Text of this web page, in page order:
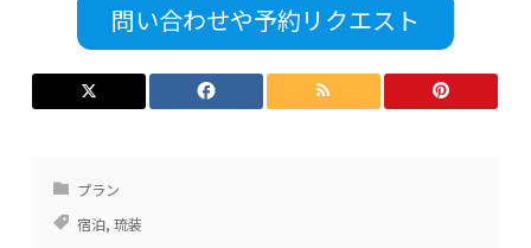
問い合わせや予約リクエスト
プラン
宿泊,琉装